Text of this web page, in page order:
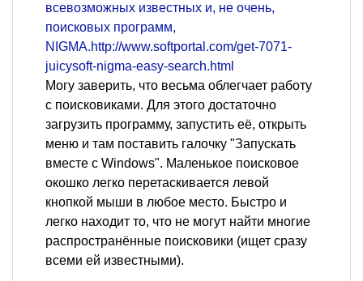
всевозможных известных и, не очень,
поисковых программ,
NIGMA.http://www.softportal.com/get-7071-
juicysoft-nigma-easy-search.html
Могу заверить, что весьма облегчает работу
с поисковиками. Для этого достаточно
загрузить программу, запустить её, открыть
меню и там поставить галочку "Запускать
вместе с Windows". Маленькое поисковое
окошко легко перетаскивается левой
кнопкой мыши в любое место. Быстро и
легко находит то, что не могут найти многие
распространённые поисковики (ищет сразу
всеми ей известными).